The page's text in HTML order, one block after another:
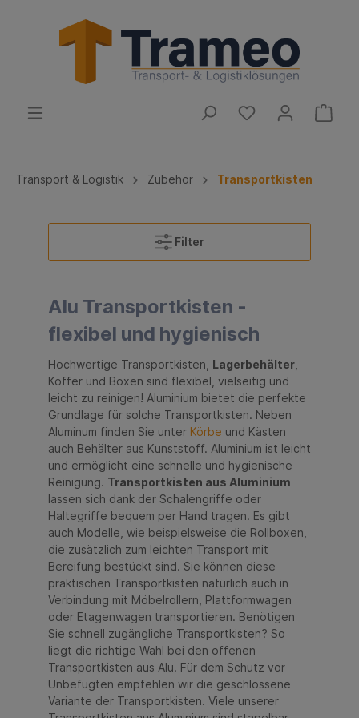
Transport & Logistik Zubehör Transportkisten
Filter
Alu Transportkisten -
flexibel und hygienisch
Hochwertige Transportkisten, Lagerbehälter,
Koffer und Boxen sind flexibel, vielseitig und
leicht zu reinigen! Aluminium bietet die perfekte
Grundlage für solche Transportkisten. Neben
Aluminum finden Sie unter Körbe und Kästen
auch Behälter aus Kunststoff. Aluminium ist leicht
und ermöglicht eine schnelle und hygienische
Reinigung. Transportkisten aus Aluminium
lassen sich dank der Schalengriffe oder
Haltegriffe bequem per Hand tragen. Es gibt
auch Modelle, wie beispielsweise die Rollboxen,
die zusätzlich zum leichten Transport mit
Bereifung bestückt sind. Sie können diese
praktischen Transportkisten natürlich auch in
Verbindung mit Möbelrollern, Plattformwagen
oder Etagenwagen transportieren. Benötigen
Sie schnell zugängliche Transportkisten? So
liegt die richtige Wahl bei den offenen
Transportkisten aus Alu. Für dem Schutz vor
Unbefugten empfehlen wir die geschlossene
Variante der Transportkisten. Viele unserer